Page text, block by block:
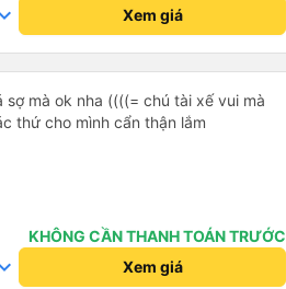
Xem giá
sợ mà ok nha ((((= chú tài xế vui mà
thứ cho mình cẩn thận lắm
KHÔNG CẦN THANH TOÁN TRƯỚC
Xem giá